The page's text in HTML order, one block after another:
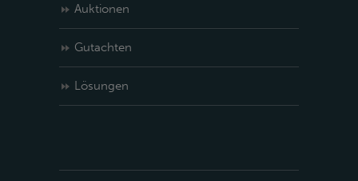
Auktionen
Gutachten
Lösungen